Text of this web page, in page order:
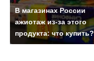
В магазинах России
ажиотаж из-за этого
продукта: что купить?